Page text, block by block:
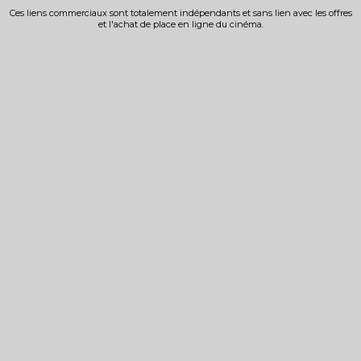
Ces liens commerciaux sont totalement indépendants et sans lien avec les offres
et l'achat de place en ligne du cinéma.